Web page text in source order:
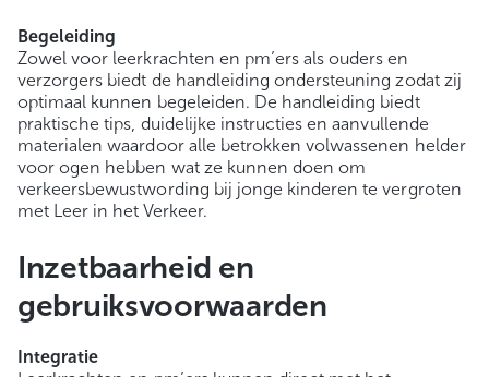
Begeleiding
Zowel voor leerkrachten en pm’ers als ouders en
verzorgers biedt de handleiding ondersteuning zodat zij
optimaal kunnen begeleiden. De handleiding biedt
praktische tips, duidelijke instructies en aanvullende
materialen waardoor alle betrokken volwassenen helder
voor ogen hebben wat ze kunnen doen om
verkeersbewustwording bij jonge kinderen te vergroten
met Leer in het Verkeer.
Inzetbaarheid en
gebruiksvoorwaarden
Integratie